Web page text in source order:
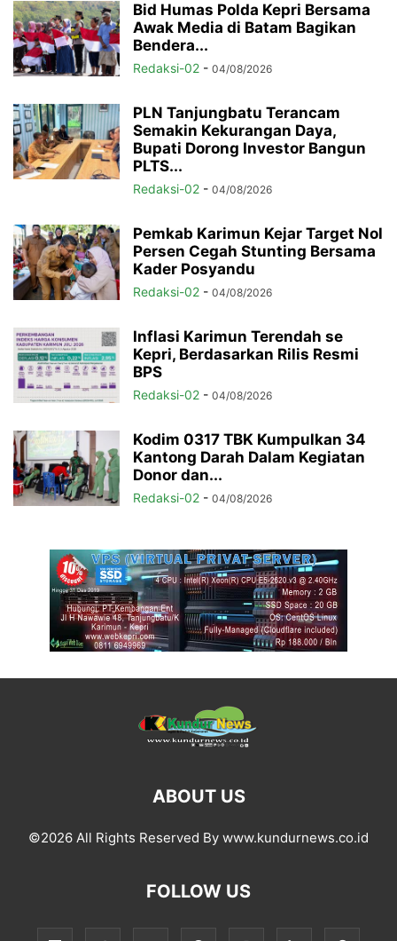
Bid Humas Polda Kepri Bersama
Awak Media di Batam Bagikan
Bendera...
Redaksi-02 - 04/08/2026
PLN Tanjungbatu Terancam
Semakin Kekurangan Daya,
Bupati Dorong Investor Bangun
PLTS...
Redaksi-02 - 04/08/2026
Pemkab Karimun Kejar Target Nol
Persen Cegah Stunting Bersama
Kader Posyandu
Redaksi-02 - 04/08/2026
Inflasi Karimun Terendah se
Kepri, Berdasarkan Rilis Resmi
BPS
Redaksi-02 - 04/08/2026
Kodim 0317 TBK Kumpulkan 34
Kantong Darah Dalam Kegiatan
Donor dan...
Redaksi-02 - 04/08/2026
ABOUT US
©2026 All Rights Reserved By www.kundurnews.co.id
FOLLOW US